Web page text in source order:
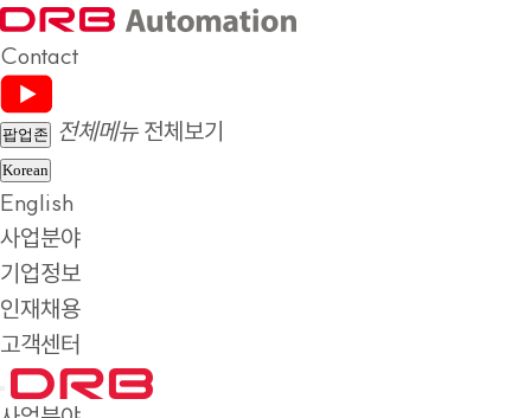
Contact
팝업존 전체메뉴 전체보기
Korean
English
사업분야
기업정보
인재채용
고객센터